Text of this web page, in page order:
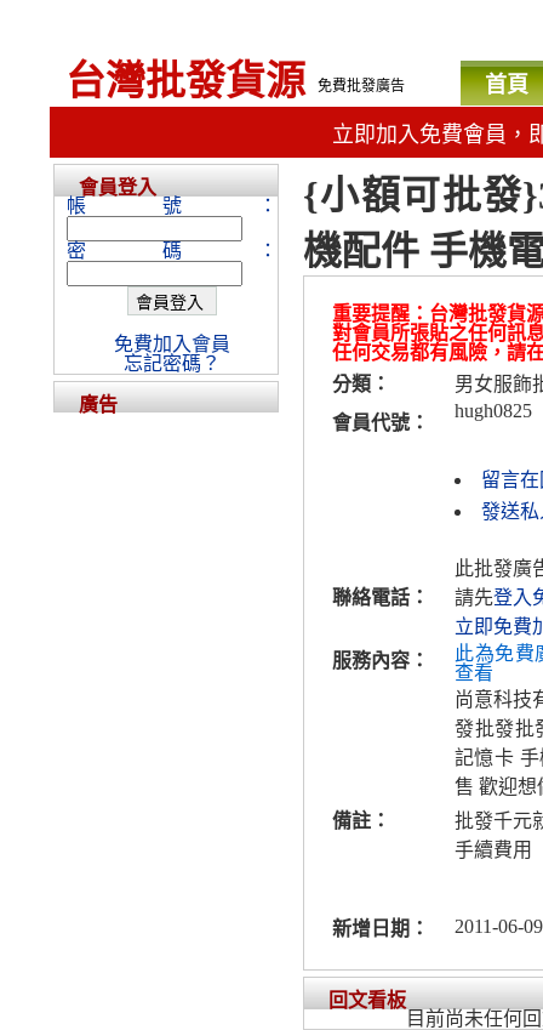
台灣批發貨源 免費批發廣告 首頁
立即加入免費會員，
{小額可批發
機配件 手機
重要提醒：台灣批發貨
對會員所張貼之任何訊
任何交易都有風險，請
分類：
男女服飾
會員代號：
hugh0825
留言
發送私
聯絡電話：
此批發廣
請先登入
立即免費
服務內容：
此為免費
查看
尚意科技
發批發批
記憶卡
售 歡迎想
備註：
批發千元
手續費用
新增日期： 2011-06-
回文看板
目前尚未任何
會員登入
帳號：
密碼：
免費加入會員
忘記密碼？
廣告